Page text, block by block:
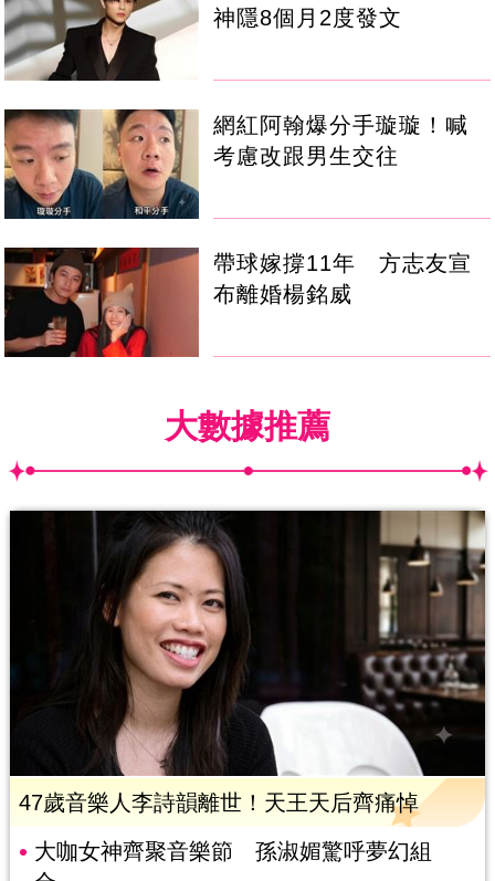
神隱8個月2度發文
網紅阿翰爆分手璇璇！喊
考慮改跟男生交往
帶球嫁撐11年 方志友宣
布離婚楊銘威
大數據推薦
47歲音樂人李詩韻離世！天王天后齊痛悼
大咖女神齊聚音樂節 孫淑媚驚呼夢幻組